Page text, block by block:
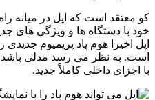
کو معتقد است که اپل در میانه
خود با دستگاه ها و ویژگی های
اپل اخیرا هوم پاد پریمیوم
با اجزای داخلی کاملاً جدید.